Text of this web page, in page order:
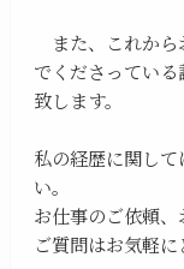
また、これから
でくださってい
致します。
私の経歴に関し
い。
お仕事のご依頼
ご質問はお気軽に